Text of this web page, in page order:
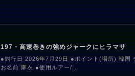
197・高速巻きの強めジャークにヒラマサ
●釣行日 2026年7月29日 ●ポイント(場所) 韓国
お名前 麻衣 ●使用ルアー/...